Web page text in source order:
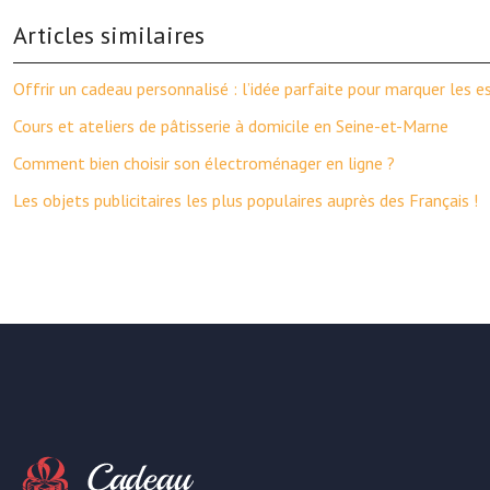
Articles similaires
Offrir un cadeau personnalisé : l’idée parfaite pour marquer les
Cours et ateliers de pâtisserie à domicile en Seine-et-Marne
Comment bien choisir son électroménager en ligne ?
Les objets publicitaires les plus populaires auprès des Français !